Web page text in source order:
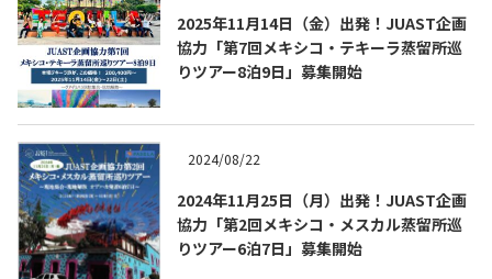
2025年11月14日（金）出発！JUAST企画
協力「第7回メキシコ・テキーラ蒸留所巡
りツアー8泊9日」募集開始
2024/08/22
2024年11月25日（月）出発！JUAST企画
協力「第2回メキシコ・メスカル蒸留所巡
りツアー6泊7日」募集開始